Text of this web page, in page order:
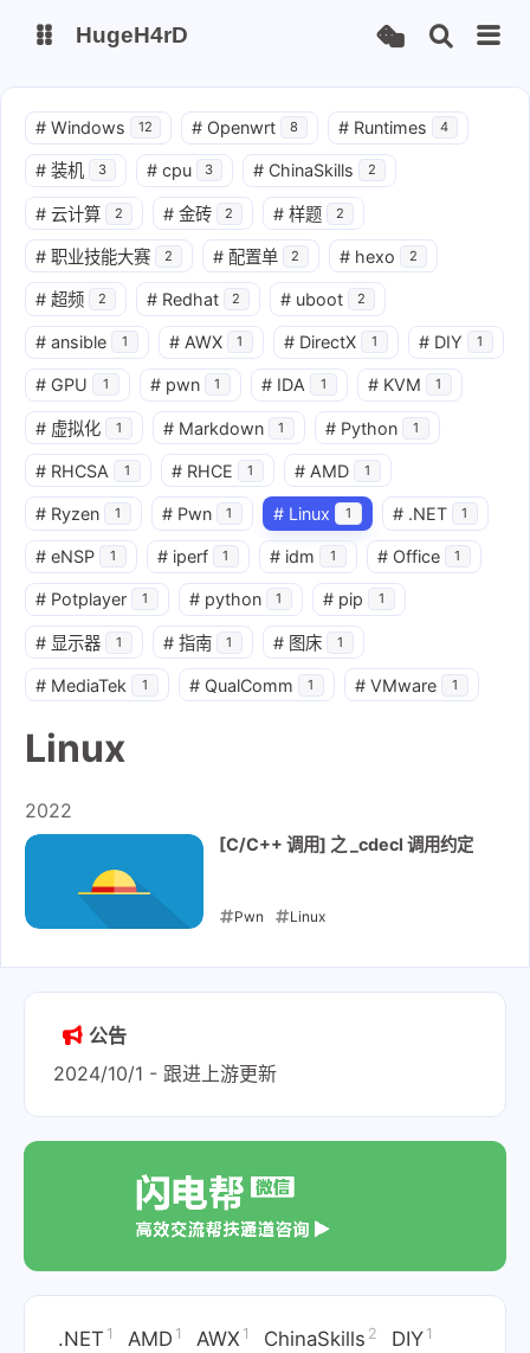
博客 云盘主线
云盘备线
Gitee Page Github Page
HugeH4rD
# Windows 12 # Openwrt 8 # Runtimes 4
# 装机 3 # cpu 3 # ChinaSkills 2
# 云计算 2 # 金砖 2 # 样题 2
# 职业技能大赛 2 # 配置单 2 # hexo 2
# 超频 2 # Redhat 2 # uboot 2
# ansible 1 # AWX 1 # DirectX 1 # DIY 1
# GPU 1 # pwn 1 # IDA 1 # KVM 1
# 虚拟化 1 # Markdown 1 # Python 1
# RHCSA 1 # RHCE 1 # AMD 1
# Ryzen 1 # Pwn 1 # Linux 1 # .NET 1
# eNSP 1 # iperf 1 # idm 1 # Office 1
# Potplayer 1 # python 1 # pip 1
# 显示器 1 # 指南 1 # 图床 1
# MediaTek 1 # QualComm 1 # VMware 1
Linux
2022
[C/C++ 调用] 之 _cdecl 调用约定
Pwn Linux
公告
2024/10/1 - 跟进上游更新
.NET 1 AMD 1 AWX 1 ChinaSkills 2 DIY 1